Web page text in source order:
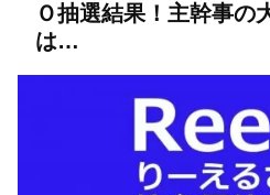
Ｏ抽選結果！主幹事の
は…